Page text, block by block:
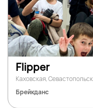
Flipper
Каховская,
Брейкданс